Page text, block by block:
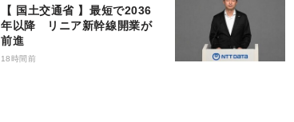
【 国土交通省 】最短で2036
年以降 リニア新幹線開業が
前進
18時間前